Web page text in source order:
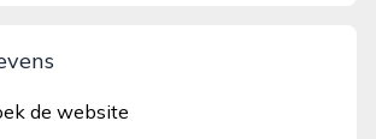
de website